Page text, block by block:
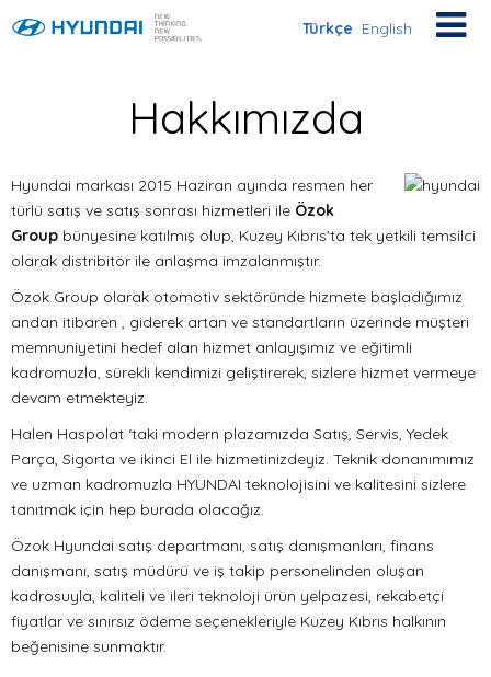
Türkçe English
Hakkımızda
Hyundai markası 2015 Haziran ayında resmen her
türlü satış ve satış sonrası hizmetleri ile Özok
Group bünyesine katılmış olup, Kuzey Kıbrıs'ta tek yetkili temsilci
olarak distribitör ile anlaşma imzalanmıştır.
Özok Group olarak otomotiv sektöründe hizmete başladığımız
andan itibaren , giderek artan ve standartların üzerinde müşteri
memnuniyetini hedef alan hizmet anlayışımız ve eğitimli
kadromuzla, sürekli kendimizi geliştirerek, sizlere hizmet vermeye
devam etmekteyiz.
Halen Haspolat ‘taki modern plazamızda Satış, Servis, Yedek
Parça, Sigorta ve ikinci El ile hizmetinizdeyiz. Teknik donanımımız
ve uzman kadromuzla HYUNDAI teknolojisini ve kalitesini sizlere
tanıtmak için hep burada olacağız.
Özok Hyundai satış departmanı, satış danışmanları, finans
danışmanı, satış müdürü ve iş takip personelinden oluşan
kadrosuyla, kaliteli ve ileri teknoloji ürün yelpazesi, rekabetçi
fiyatlar ve sınırsız ödeme seçenekleriyle Kuzey Kıbrıs halkının
beğenisine sunmaktır.